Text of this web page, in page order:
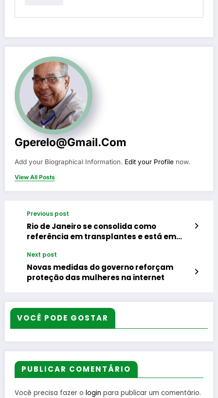
Gperelo@gmail.com
Add your Biographical Information. Edit your Profile now.
View All Posts
Previous post
Rio de Janeiro se consolida como
referência em transplantes e está em
Next post
Novas medidas do governo reforçam
proteção das mulheres na internet
VOCÊ PODE GOSTAR
PUBLICAR COMENTÁRIO
Você precisa fazer o login para publicar um comentário.